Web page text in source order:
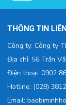
THÔNG TIN
Công ty: Công ty
Địa chỉ: 56 Trần
Điện thoại: 0902
Hotline: (028)
Email: